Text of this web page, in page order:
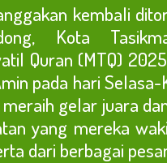
kembali
Kota
Quran (MTQ)
pada hari Selasa-
gelar juara
yang mereka
dari berbagai